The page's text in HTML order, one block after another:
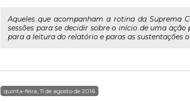
Aqueles que acompanham a rotina da Suprema
sessões para se decidir sobre o início de uma
para a leitura do relatório e paras as sustentações
quinta-feira, 11 de agosto de 2016